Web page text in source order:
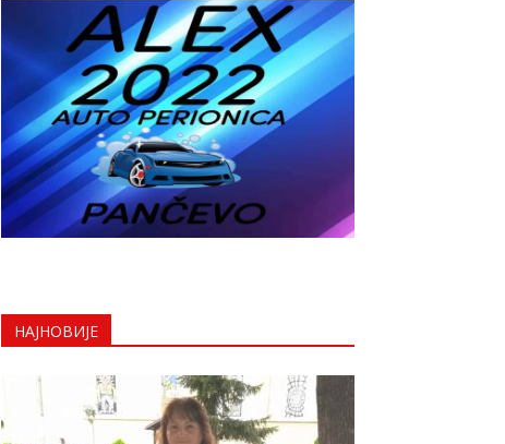
НАЈНОВИЈЕ